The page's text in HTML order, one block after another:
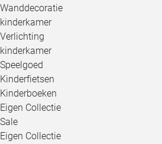
Wanddecoratie
kinderkamer
Verlichting
kinderkamer
Speelgoed
Kinderfietsen
Kinderboeken
Eigen Collectie
Sale
Eigen Collectie